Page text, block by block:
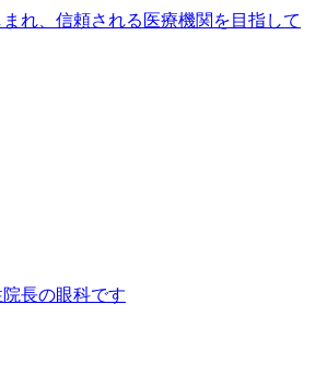
れ、信頼される医療機関を目指して
長の眼科です